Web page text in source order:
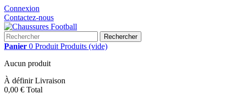
Connexion
Contactez-nous
Rechercher
Panier 0 Produit Produits (vide)
Aucun produit
À définirLivraison
0,00 € Total